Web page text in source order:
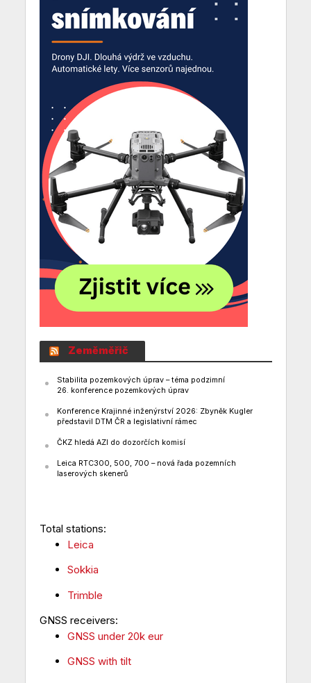
Zeměměřič
Stabilita pozemkových úprav – téma podzimní
26. konference pozemkových úprav
Konference Krajinné inženýrství 2026: Zbyněk Kugler
představil DTM ČR a legislativní rámec
ČKZ hledá AZI do dozorčích komisí
Leica RTC300, 500, 700 – nová řada pozemních
laserových skenerů
Total stations:
Leica
Sokkia
Trimble
GNSS receivers:
GNSS under 20k eur
GNSS with tilt